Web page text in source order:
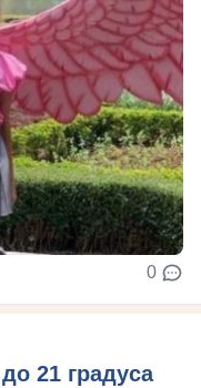
0
21 градуса